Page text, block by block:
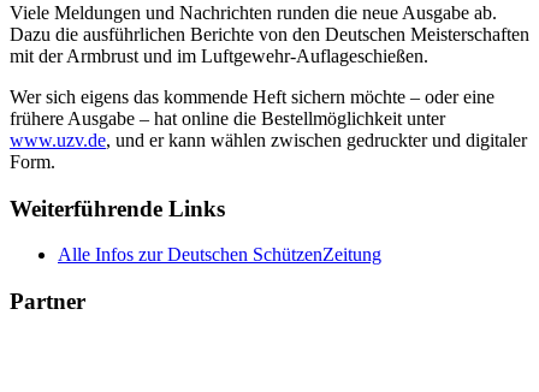
Viele Meldungen und Nachrichten runden die neue Ausgabe ab.
Dazu die ausführlichen Berichte von den Deutschen Meisterschaften
mit der Armbrust und im Luftgewehr-Auflageschießen.
Wer sich eigens das kommende Heft sichern möchte – oder eine
frühere Ausgabe – hat online die Bestellmöglichkeit unter
www.uzv.de, und er kann wählen zwischen gedruckter und digitaler
Form.
Weiterführende Links
Alle Infos zur Deutschen SchützenZeitung
Partner